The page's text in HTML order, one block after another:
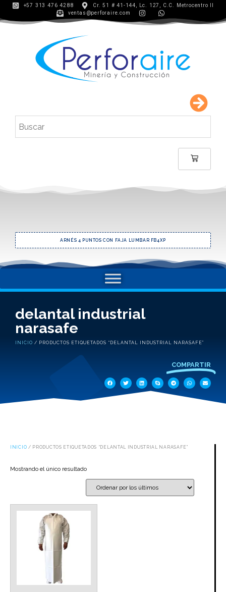
+57 313 476 4288
Cr. 51 # 41-144, Lc. 127, C.C. Metrocentro II
ventas@perforaire.com
ARNÉS 4 PUNTOS CON FAJA LUMBAR FB4XP
delantal industrial
narasafe
INICIO / PRODUCTOS ETIQUETADOS “DELANTAL INDUSTRIAL NARASAFE”
COMPARTIR
INICIO / PRODUCTOS ETIQUETADOS “DELANTAL INDUSTRIAL NARASAFE”
Mostrando el único resultado